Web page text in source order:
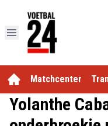
Matchcenter
Yolanthe